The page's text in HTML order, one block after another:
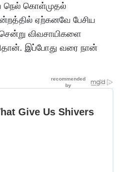
நெல் கொள்முதல்
ஏற்கனவே பேசிய
விவசாயிகளை
இப்போது வரை நான்